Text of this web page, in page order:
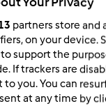
się cieplutko i
Wiem co to
- mam to
na anginy
we wrześniu 2011
partners store and
on your device.
support the
If trackers are
to you. You can
at any time by